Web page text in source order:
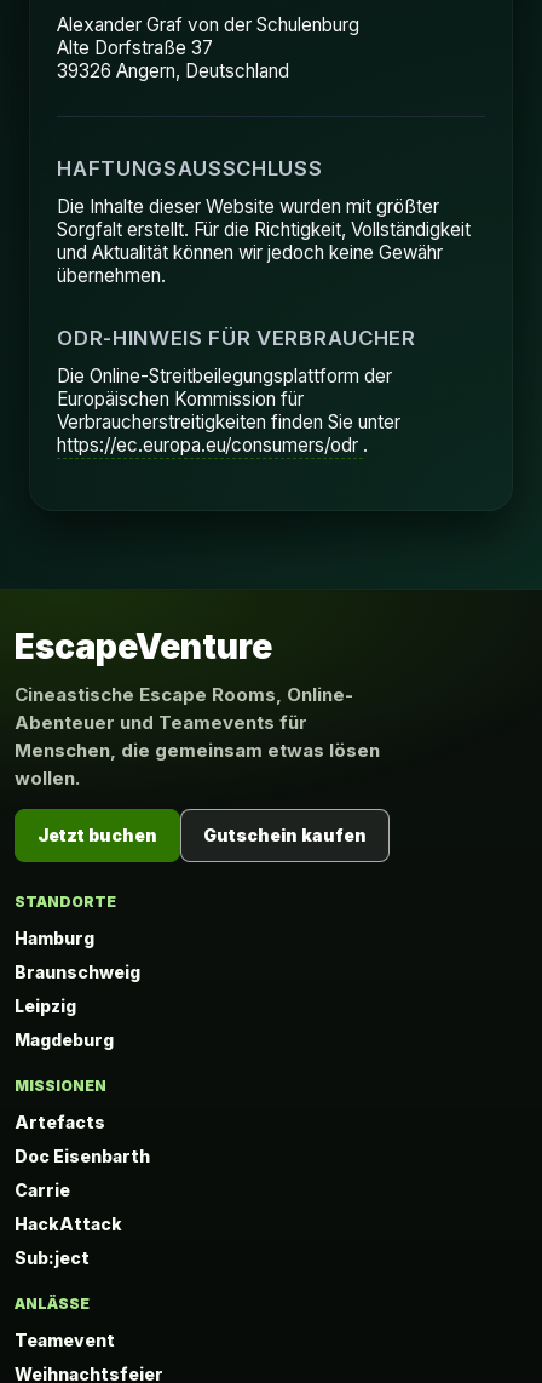
Alexander Graf von der Schulenburg
Alte Dorfstraße 37
39326 Angern, Deutschland
HAFTUNGSAUSSCHLUSS
Die Inhalte dieser Website wurden mit größter
Sorgfalt erstellt. Für die Richtigkeit, Vollständigkeit
und Aktualität können wir jedoch keine Gewähr
übernehmen.
ODR-HINWEIS FÜR VERBRAUCHER
Die Online-Streitbeilegungsplattform der
Europäischen Kommission für
Verbraucherstreitigkeiten finden Sie unter
https://ec.europa.eu/consumers/odr .
EscapeVenture
Cineastische Escape Rooms, Online-
Abenteuer und Teamevents für
Menschen, die gemeinsam etwas lösen
wollen.
Jetzt buchen Gutschein kaufen
STANDORTE
Hamburg
Braunschweig
Leipzig
Magdeburg
MISSIONEN
Artefacts
Doc Eisenbarth
Carrie
HackAttack
Sub:ject
ANLÄSSE
Teamevent
Weihnachtsfeier